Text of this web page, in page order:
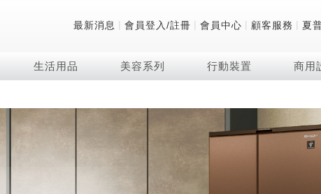
最新消息 | 會員登入/註冊 | 會員中心 | 顧客服務 | 夏
生活用品 美容系列 行動裝置 商用
技術
夏普量子臻原色
除濕機系列
2合1空氣清淨除濕機
技術
新型冠狀病毒抑制實證
自動除菌離子實證
J-TECH空調技術
空氣清淨機結合捕蚊技術
清洗系列
無孔槽系列介紹
RACTIVE Air系列
羽量級無線快充吸塵器
微波爐
機械轉盤微波爐
飲品
Soda Presso氣泡水機
防護用品系列
低反射蛾眼面罩
保溫/冷藏系列
TEKION COOLER 科技酷冷袋
頭皮調理
頭皮手持按摩器
FAQ